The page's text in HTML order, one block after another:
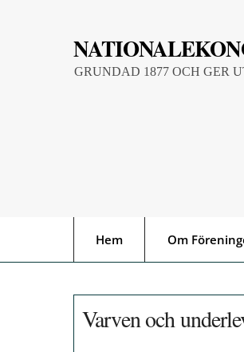
GRUNDAD 1877 OCH GER
Hem Om
Varven och